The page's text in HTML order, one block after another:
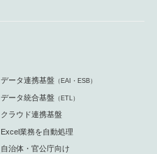
データ連携基盤 （EAI・ESB）
データ統合基盤 （ETL）
クラウド連携基盤
Excel業務を自動処理
自治体・官公庁向け